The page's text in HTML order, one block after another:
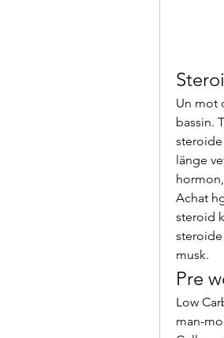
Un mot
bassin.
steroide
länge
Achat
steroid
musk.
Pre
Low
man-